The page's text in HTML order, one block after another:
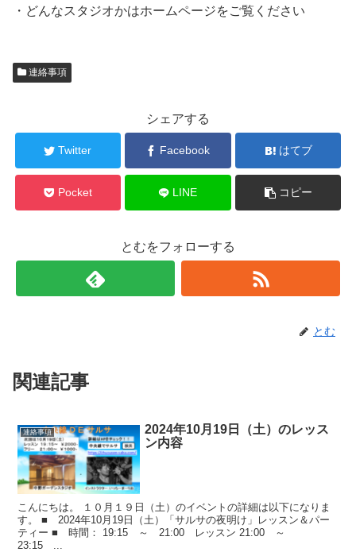
・どんなスタジオかはホームページをご覧ください
連絡事項
シェアする
Twitter Facebook はてブ
Pocket LINE コピー
とむをフォローする
とむ
関連記事
連絡事項
2024年10月19日（土）のレッス
ン内容
こんにちは。 １０月１９日（土）のイベントの詳細は以下になりま
す。 ■ 2024年10月19日（土）「サルサの夜明け」レッスン＆パー
ティー ■ 時間： 19:15 ～ 21:00 レッスン 21:00 ～
23:15 ...